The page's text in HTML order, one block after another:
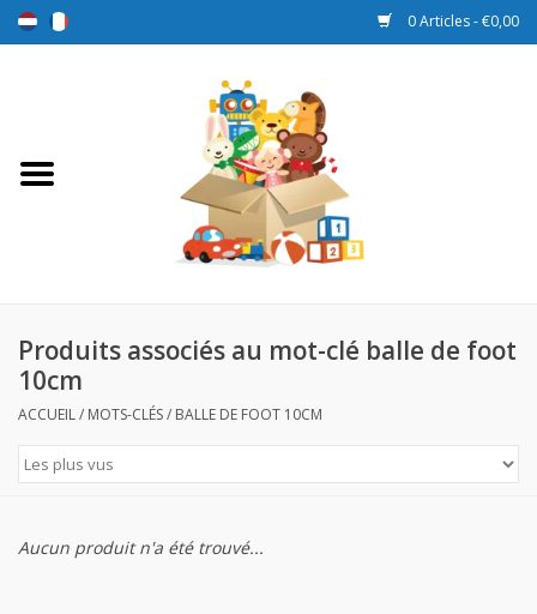
0 Articles - €0,00
Jouets
Boîtes de récompense
Nouveau
Produits associés au mot-clé balle de foot
10cm
ACCUEIL/ MOTS-CLÉS/ BALLE DE FOOT 10CM
Aucun produit n'a été trouvé...